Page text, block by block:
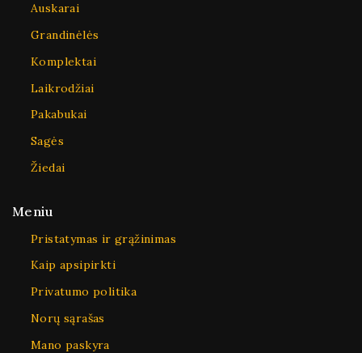
Auskarai
Grandinėlės
Komplektai
Laikrodžiai
Pakabukai
Sagės
Žiedai
Meniu
Pristatymas ir grąžinimas
Kaip apsipirkti
Privatumo politika
Norų sąrašas
Mano paskyra